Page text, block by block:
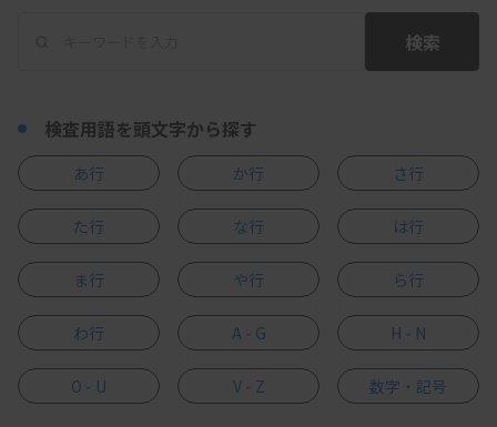
検索
検査用語を頭文字から探す
あ行 か行 さ行
た行 な行 は行
ま行 や行 ら行
わ行 A - G H - N
O - U V - Z 数字・記号